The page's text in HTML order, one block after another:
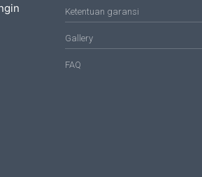
Ketentuan garansi
Gallery
FAQ